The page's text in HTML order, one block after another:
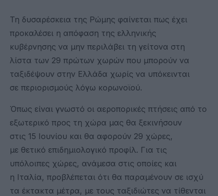
Τη δυσαρέσκεια της Ρώμης φαίνεται πως έχει
προκαλέσει η απόφαση της ελληνικής
κυβέρνησης να μην περιλάβει τη γείτονα στη
λίστα των 29 πρώτων χωρών που μπορούν να
ταξιδέψουν στην Ελλάδα χωρίς να υπόκεινται
σε περιορισμούς λόγω κορωνοϊού.
Όπως είναι γνωστό οι αεροπορικές πτήσεις από το
εξωτερικό προς τη χώρα μας θα ξεκινήσουν
στις 15 Ιουνίου και θα αφορούν 29 χώρες,
με θετικό επιδημιολογικό προφίλ. Για τις
υπόλοιπες χώρες, ανάμεσα στις οποίες και
η Ιταλία, προβλέπεται ότι θα παραμένουν σε ισχύ
τα έκτακτα μέτρα, με τους ταξιδιώτες να τίθενται